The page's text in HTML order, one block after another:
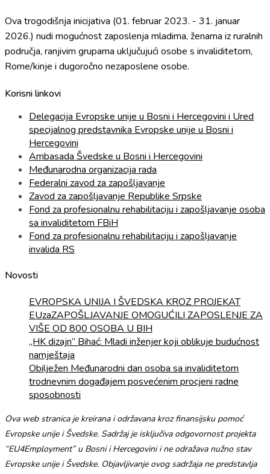
Ova trogodišnja inicijativa (01. februar 2023. - 31. januar
2026.) nudi mogućnost zaposlenja mladima, ženama iz ruralnih
područja, ranjivim grupama uključujući osobe s invaliditetom,
Rome/kinje i dugoročno nezaposlene osobe.
Korisni linkovi
Delegacija Evropske unije u Bosni i Hercegovini i Ured
specijalnog predstavnika Evropske unije u Bosni i
Hercegovini
Ambasada Švedske u Bosni i Hercegovini
Međunarodna organizacija rada
Federalni zavod za zapošljavanje
Zavod za zapošljavanje Republike Srpske
Fond za profesionalnu rehabilitaciju i zapošljavanje osoba
sa invaliditetom FBiH
Fond za profesionalnu rehabilitaciju i zapošljavanje
invalida RS
Novosti
EVROPSKA UNIJA I ŠVEDSKA KROZ PROJEKAT
EUzaZAPOŠLJAVANJE OMOGUĆILI ZAPOSLENJE ZA
VIŠE OD 800 OSOBA U BIH
„HK dizajn“ Bihać: Mladi inženjer koji oblikuje budućnost
namještaja
Obilježen Međunarodni dan osoba sa invaliditetom
trodnevnim događajem posvećenim procjeni radne
sposobnosti
Ova web stranica je kreirana i održavana kroz finansijsku pomoć
Evropske unije i Švedske. Sadržaj je isključiva odgovornost projekta
“EU4Employment” u Bosni i Hercegovini i ne odražava nužno stav
Evropske unije i Švedske. Objavljivanje ovog sadržaja ne predstavlja